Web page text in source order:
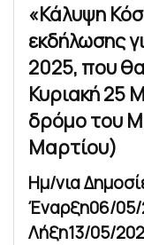
«Κάλυψη
εκδήλωσης
2025, που
Κυριακή 25
δρόμο του
Μαρτίου)
Ημ/νια
Έναρξη06/
Λήξη13/05/